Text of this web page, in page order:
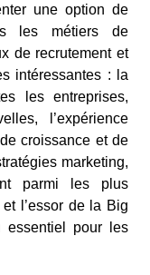
une option de
les métiers de
de recrutement et
intéressantes : la
les entreprises,
l’expérience
croissance et de
marketing,
parmi les plus
l’essor de la Big
pour les